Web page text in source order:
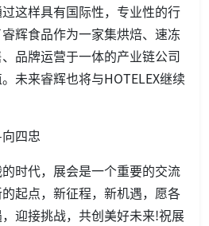
这样具有国际性，专业性的行
辉食品作为一家集烘焙、速冻
品牌运营于一体的产业链公司
未来睿辉也将与HOTELEX继续
四忠
时代，展会是一个重要的交流
起点，新征程，新机遇，愿各
迎接挑战，共创美好未来!祝展